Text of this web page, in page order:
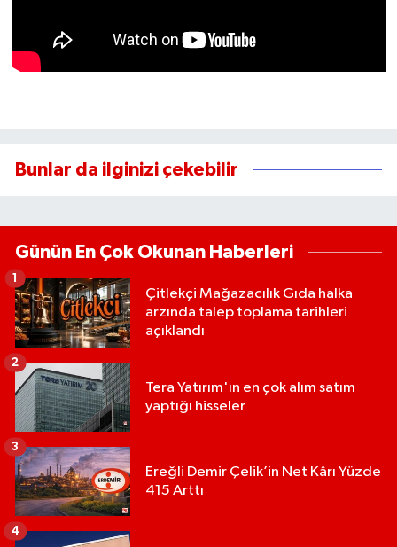
Bunlar da ilginizi çekebilir
Günün En Çok Okunan Haberleri
Çitlekçi Mağazacılık Gıda halka
arzında talep toplama tarihleri
açıklandı
1
Tera Yatırım'ın en çok alım satım
yaptığı hisseler
2
Ereğli Demir Çelik’in Net Kârı Yüzde
415 Arttı
3
4
İletişim